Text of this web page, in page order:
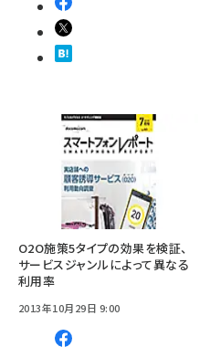
O2O施策5タイプの効果を検証、
サービスジャンルによって異なる
利用率
2013年10月29日 9:00